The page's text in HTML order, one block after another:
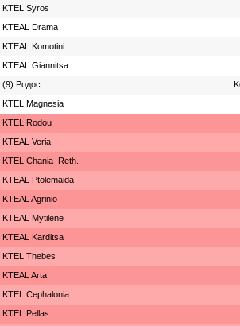
KTEL Syros
KTEAL Drama
KTEAL Komotini
KTEAL Giannitsa
(9) Родос
ΚΤΕL Magnesia
ΚΤΕL Rodou
KTEAL Veria
KTEL Chania–Reth.
KTEAL Ptolemaida
KTEAL Agrinio
KTEAL Mytilene
KTEAL Karditsa
KTEL Thebes
KTEAL Arta
KTEL Cephalonia
KTEL Pellas